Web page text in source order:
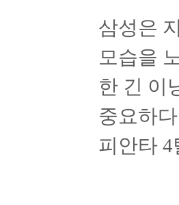
삼성은
모습을
한 긴 이
중요하
피안타